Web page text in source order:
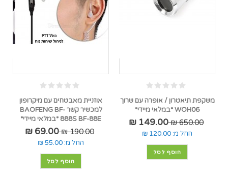
משקפת תיאטרון / אופרה עם שרוך
WOH06 *במלאי מיידי*
650.00 ₪
149.00 ₪
החל מ: 120.00 ₪
הוסף לסל
אוזניית מאבטחים עם מיקרופון
למכשיר קשר BAOFENG BF-
888S BF-88E *במלאי מיידי*
190.00 ₪
69.00 ₪
החל מ: 55.00 ₪
הוסף לסל